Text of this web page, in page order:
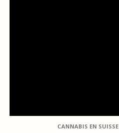
CANNABIS EN SUISSE